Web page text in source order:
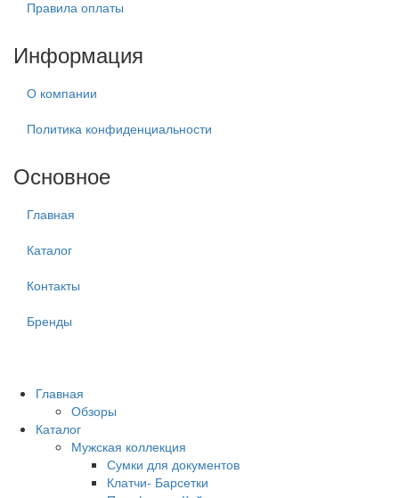
Правила оплаты
Информация
О компании
Политика конфиденциальности
Основное
Главная
Каталог
Контакты
Бренды
Главная
Обзоры
Каталог
Мужская коллекция
Сумки для документов
Клатчи- Барсетки